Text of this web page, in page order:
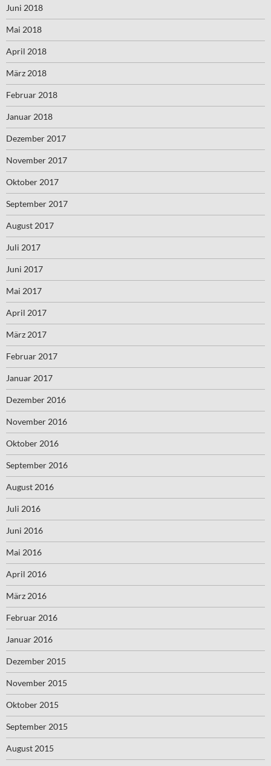
Juni 2018
Mai 2018
April 2018
März 2018
Februar 2018
Januar 2018
Dezember 2017
November 2017
Oktober 2017
September 2017
August 2017
Juli 2017
Juni 2017
Mai 2017
April 2017
März 2017
Februar 2017
Januar 2017
Dezember 2016
November 2016
Oktober 2016
September 2016
August 2016
Juli 2016
Juni 2016
Mai 2016
April 2016
März 2016
Februar 2016
Januar 2016
Dezember 2015
November 2015
Oktober 2015
September 2015
August 2015